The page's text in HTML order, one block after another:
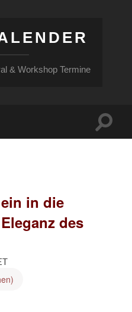
& Workshop Termine
in die
des